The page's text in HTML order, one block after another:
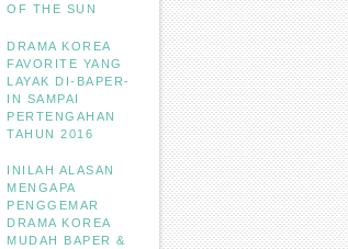
OF THE SUN
DRAMA KOREA
FAVORITE YANG
LAYAK DI-BAPER-
IN SAMPAI
PERTENGAHAN
TAHUN 2016
INILAH ALASAN
MENGAPA
PENGGEMAR
DRAMA KOREA
MUDAH BAPER &